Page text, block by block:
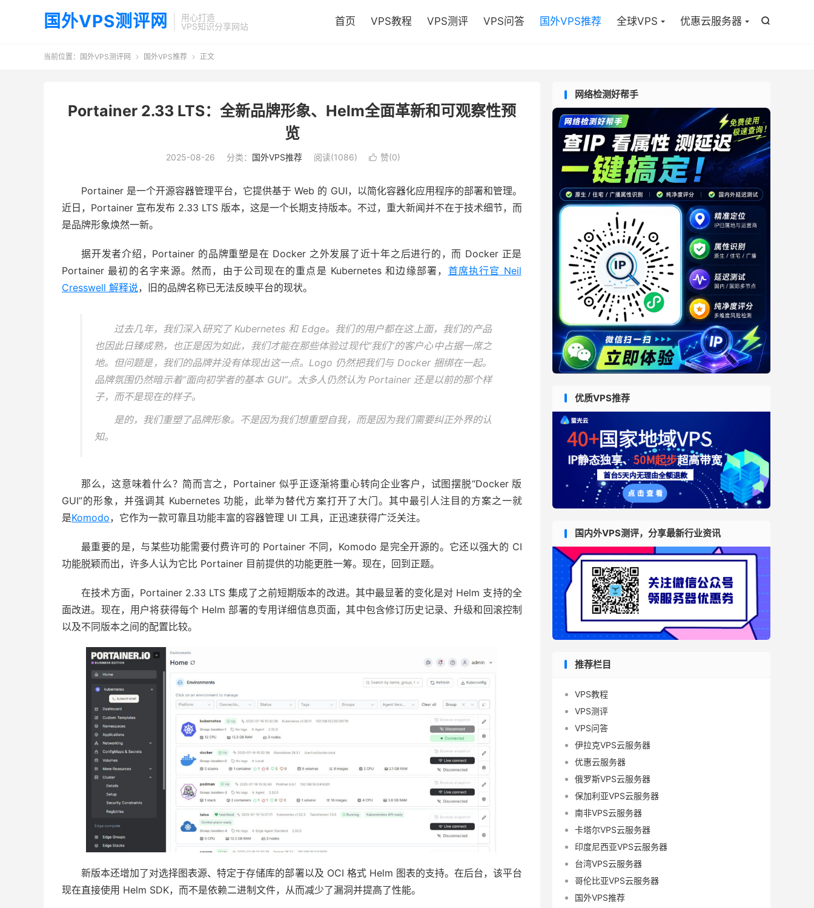
国外VPS测评网
用心打造
VPS知识分享网站

首页 VPS教程 VPS测评 VPS问答 国外VPS推荐 全球VPS 优惠云服务器
当前位置： 国外VPS测评网  国外VPS推荐  正文
Portainer 2.33 LTS：全新品牌形象、Helm全面革新和可观察性预
览
2025-08-26 分类： 国外VPS推荐 阅读(1086)  赞(0)
Portainer 是一个开源容器管理平台，它提供基于 Web 的 GUI，以简化容器化应用程序的部署和管理。
近日，Portainer 宣布发布 2.33 LTS 版本，这是一个长期支持版本。不过，重大新闻并不在于技术细节，而
是品牌形象焕然一新。
据开发者介绍，Portainer 的品牌重塑是在 Docker 之外发展了近十年之后进行的，而 Docker 正是
Portainer 最初的名字来源。然而，由于公司现在的重点是 Kubernetes 和边缘部署， 首席执行官 Neil
Cresswell 解释说，旧的品牌名称已无法反映平台的现状。
过去几年，我们深入研究了 Kubernetes 和 Edge。我们的用户都在这上面，我们的产品
也因此日臻成熟，也正是因为如此，我们才能在那些体验过现代“我们”的客户心中占据一席之
地。但问题是，我们的品牌并没有体现出这一点。Logo 仍然把我们与 Docker 捆绑在一起。
品牌氛围仍然暗示着“面向初学者的基本 GUI”。太多人仍然认为 Portainer 还是以前的那个样
子，而不是现在的样子。
是的，我们重塑了品牌形象。不是因为我们想重塑自我，而是因为我们需要纠正外界的认
知。
那么，这意味着什么？简而言之，Portainer 似乎正逐渐将重心转向企业客户，试图摆脱“Docker 版
GUI”的形象，并强调其 Kubernetes 功能，此举为替代方案打开了大门。其中最引人注目的方案之一就
是Komodo，它作为一款可靠且功能丰富的容器管理 UI 工具，正迅速获得广泛关注。
最重要的是，与某些功能需要付费许可的 Portainer 不同，Komodo 是完全开源的。它还以强大的 CI
功能脱颖而出，许多人认为它比 Portainer 目前提供的功能更胜一筹。现在，回到正题。
在技​​术方面，Portainer 2.33 LTS 集成了之前短期版本的改进。其中最显著的变化是对 Helm 支持的全
面改进。现在，用户将获得每个 Helm 部署的专用详细信息页面，其中包含修订历史记录、升级和回滚控制
以及不同版本之间的配置比较。
新版本还增加了对选择图表源、特定于存储库的部署以及 OCI 格式 Helm 图表的支持。在后台，该平台
现在直接使用 Helm SDK，而不是依赖二进制文件，从而减少了漏洞并提高了性能。
网络检测好帮手
优质VPS推荐
国内外VPS测评，分享最新行业资讯
推荐栏目
VPS教程
VPS测评
VPS问答
伊拉克VPS云服务器
优惠云服务器
俄罗斯VPS云服务器
保加利亚VPS云服务器
南非VPS云服务器
卡塔尔VPS云服务器
印度尼西亚VPS云服务器
台湾VPS云服务器
哥伦比亚VPS云服务器
国外VPS推荐